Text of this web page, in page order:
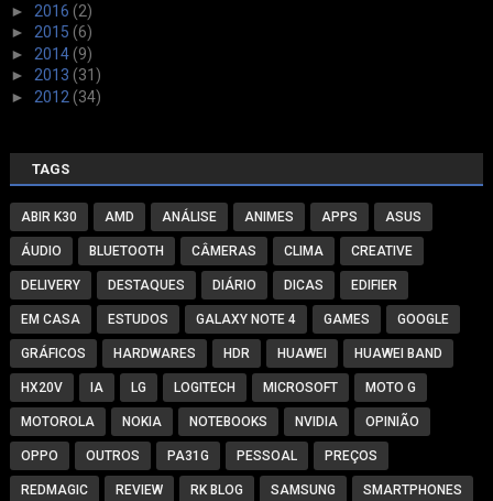
► 2016 (2)
► 2015 (6)
► 2014(9)
► 2013 (31)
► 2012 (34)
TAGS
ABIR K30 AMD ANÁLISE ANIMES APPS ASUS
ÁUDIO BLUETOOTH CÂMERAS CLIMA CREATIVE
DELIVERY DESTAQUES DIÁRIO DICAS EDIFIER
EM CASA ESTUDOS GALAXY NOTE 4 GAMES GOOGLE
GRÁFICOS HARDWARES HDR HUAWEI HUAWEI BAND
HX20V IA LG LOGITECH MICROSOFT MOTO G
MOTOROLA NOKIA NOTEBOOKS NVIDIA OPINIÃO
OPPO OUTROS PA31G PESSOAL PREÇOS
REDMAGIC REVIEW RK BLOG SAMSUNG SMARTPHONES